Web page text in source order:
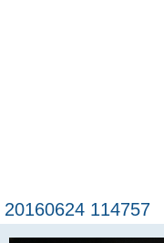
20160624 114757